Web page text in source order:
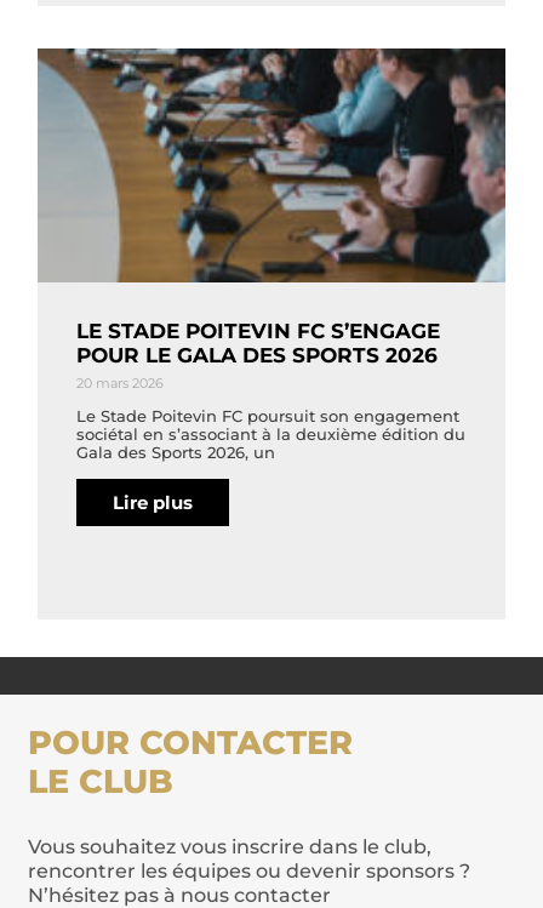
LE STADE POITEVIN FC S’ENGAGE
POUR LE GALA DES SPORTS 2026
20 mars 2026
Le Stade Poitevin FC poursuit son engagement
sociétal en s’associant à la deuxième édition du
Gala des Sports 2026, un
Lire plus
POUR CONTACTER
LE CLUB
Vous souhaitez vous inscrire dans le club,
rencontrer les équipes ou devenir sponsors ?
N’hésitez pas à nous contacter